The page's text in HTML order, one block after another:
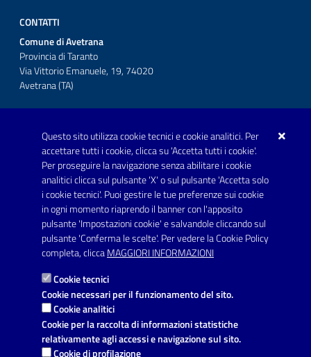
Questo sito utilizza cookie tecnici e cookie analitici. Per
accettare tutti i cookie, clicca su 'Accetta tutti i cookie'.
Per proseguire la navigazione senza abilitare i cookie
analitici clicca sul pulsante 'X' o sul pulsante 'Accetta solo
i cookie tecnici'. Puoi gestire le tue preferenze sui cookie
in ogni momento riaprendo il banner con l'apposito
pulsante 'Impostazioni cookie' e salvandole cliccando sul
pulsante 'Conferma le scelte'. Per vedere la Cookie Policy
completa, cliccaMAGGIORI INFORMAZIONI
Cookie tecnici
Cookie necessari per il funzionamento del sito.
Cookie analitici
Cookie per la raccolta di informazioni statistiche
relativamente agli accessi e navigazione sul sito.
Cookie di profilazione
CONTATTI
Comune di Avetrana
Provincia di Taranto
Via Vittorio Emanuele, 19, 74020
Avetrana (TA)
Telefono: 0999707766
Fax: 0999704336
Posta Elettronica Certificata:
prot.comune.avetrana@pec.rupar.puglia.it
Link utili
Informativa privacy
Dichiarazione di accessibilità
Note legali
Leggi le FAQ